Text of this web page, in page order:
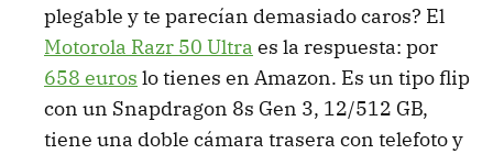
plegable y te parecían demasiado caros? El
Motorola Razr 50 Ultra es la respuesta: por
658 euros lo tienes en Amazon. Es un tipo flip
con un Snapdragon 8s Gen 3, 12/512 GB,
tiene una doble cámara trasera con telefoto y